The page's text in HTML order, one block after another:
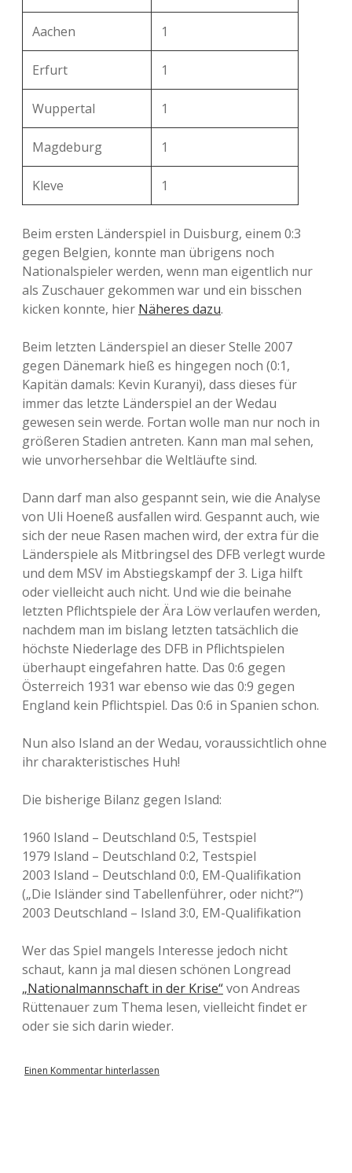
Aachen 1
Erfurt 1
Wuppertal 1
Magdeburg 1
Kleve 1
Beim ersten Länderspiel in Duisburg, einem 0:3
gegen Belgien, konnte man übrigens noch
Nationalspieler werden, wenn man eigentlich nur
als Zuschauer gekommen war und ein bisschen
kicken konnte, hier Näheres dazu.
Beim letzten Länderspiel an dieser Stelle 2007
gegen Dänemark hieß es hingegen noch (0:1,
Kapitän damals: Kevin Kuranyi), dass dieses für
immer das letzte Länderspiel an der Wedau
gewesen sein werde. Fortan wolle man nur noch in
größeren Stadien antreten. Kann man mal sehen,
wie unvorhersehbar die Weltläufte sind.
Dann darf man also gespannt sein, wie die Analyse
von Uli Hoeneß ausfallen wird. Gespannt auch, wie
sich der neue Rasen machen wird, der extra für die
Länderspiele als Mitbringsel des DFB verlegt wurde
und dem MSV im Abstiegskampf der 3. Liga hilft
oder vielleicht auch nicht. Und wie die beinahe
letzten Pflichtspiele der Ära Löw verlaufen werden,
nachdem man im bislang letzten tatsächlich die
höchste Niederlage des DFB in Pflichtspielen
überhaupt eingefahren hatte. Das 0:6 gegen
Österreich 1931 war ebenso wie das 0:9 gegen
England kein Pflichtspiel. Das 0:6 in Spanien schon.
Nun also Island an der Wedau, voraussichtlich ohne
ihr charakteristisches Huh!
Die bisherige Bilanz gegen Island:
1960 Island – Deutschland 0:5, Testspiel
1979 Island – Deutschland 0:2, Testspiel
2003 Island – Deutschland 0:0, EM-Qualifikation
(„Die Isländer sind Tabellenführer, oder nicht?“)
2003 Deutschland – Island 3:0, EM-Qualifikation
Wer das Spiel mangels Interesse jedoch nicht
schaut, kann ja mal diesen schönen Longread
„Nationalmannschaft in der Krise“von Andreas
Rüttenauer zum Thema lesen, vielleicht findet er
oder sie sich darin wieder.
Einen Kommentar hinterlassen